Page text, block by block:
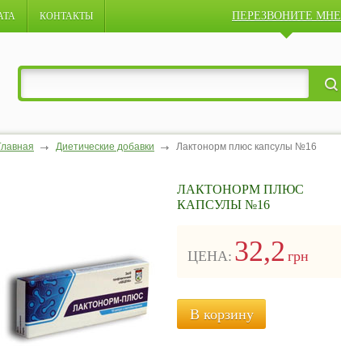
КОНТАКТЫ ПЕРЕЗВОНИТЕ МНЕ
Диетические добавки Лактонорм плюс капсулы №16
ЛАКТОНОРМ ПЛЮС
КАПСУЛЫ №16
ЦЕНА: 32,2 грн
В корзину